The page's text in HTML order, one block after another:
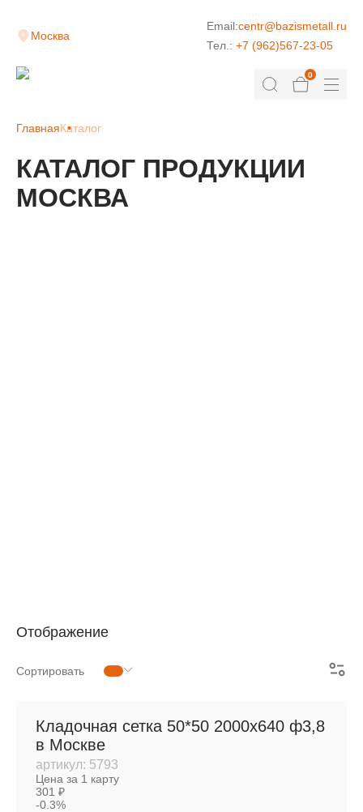
Москва
Email:centr@bazismetall.ru
Тел.: +7 (962)567-23-05
0
ГлавнаяКаталог
КАТАЛОГ ПРОДУКЦИИ
МОСКВА
Отображение
Сортировать
Кладочная сетка 50*50 2000х640 ф3,8
в Москве
артикул: 5793
Цена за 1 карту
301 ₽
-0.3%